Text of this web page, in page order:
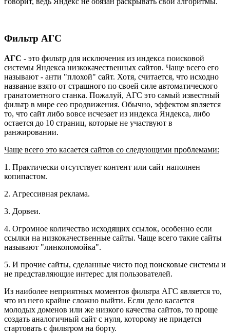
Фильтр АГС
АГС - это фильтр для исключения из индекса поисковой
системы Яндекса низкокачественных сайтов. Чаще всего его
называют - анти "плохой" сайт. Хотя, считается, что исходно
название взято от страшного по своей силе автоматического
гранатометного станка. Пожалуй, АГС это самый известный
фильтр в мире сео продвижения. Обычно, эффектом является
то, что сайт либо вовсе исчезает из индекса Яндекса, либо
остается до 10 страниц, которые не участвуют в
ранжировании.
Чаще всего это касается сайтов со следующими проблемами:
1. Практически отсутствует контент или сайт наполнен
копипастом.
2. Агрессивная реклама.
3. Дорвеи.
4. Огромное количество исходящих ссылок, особенно если
ссылки на низкокачественные сайты. Чаще всего такие сайты
называют "линкопомойка".
5. И прочие сайты, сделанные чисто под поисковые системы и
не представляющие интерес для пользователей.
Из наиболее неприятных моментов фильтра АГС является то,
что из него крайне сложно выйти. Если дело касается
молодых доменов или же низкого качества сайтов, то проще
создать аналогичный сайт с нуля, которому не придется
стартовать с фильтром на борту.